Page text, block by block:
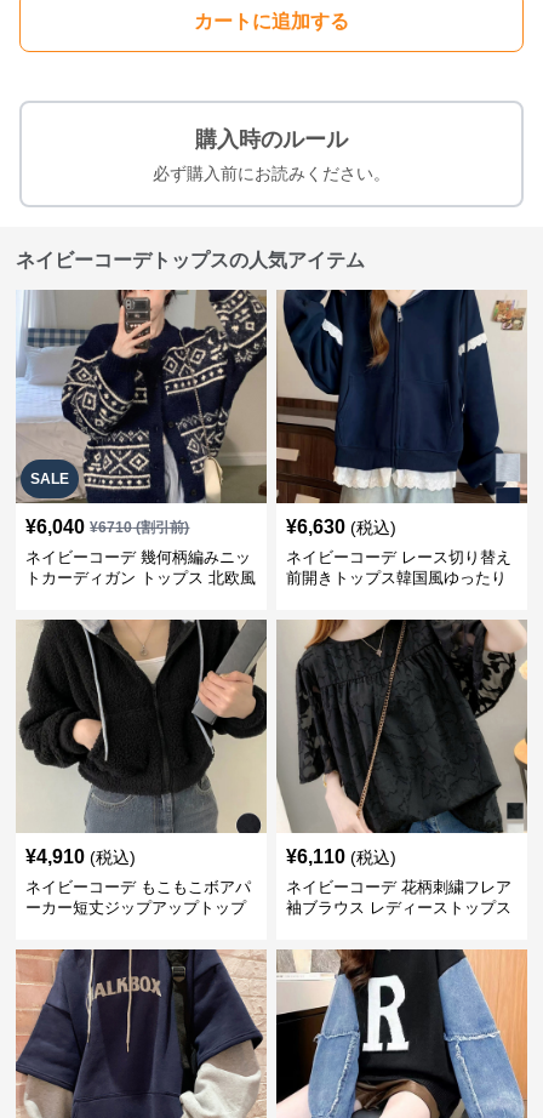
カートに追加する
購入時のルール
必ず購入前にお読みください。
ネイビーコーデトップスの人気アイテム
SALE
¥6,040 ¥6710(割引前)
ネイビーコーデ 幾何柄編みニッ
トカーディガン トップス 北欧風
¥6,630 (税込)
ネイビーコーデ レース切り替え
前開きトップス韓国風ゆったり
¥4,910 (税込)
ネイビーコーデ もこもこボアパ
ーカー短丈ジップアップトップ
¥6,110 (税込)
ネイビーコーデ 花柄刺繍フレア
袖ブラウス レディーストップス